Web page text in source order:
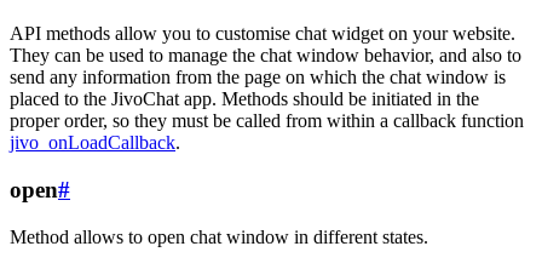
API methods allow you to customise chat widget on your website.
They can be used to manage the chat window behavior, and also to
send any information from the page on which the chat window is
placed to the JivoChat app. Methods should be initiated in the
proper order, so they must be called from within a callback function
jivo_onLoadCallback.
open#
Method allows to open chat window in different states.